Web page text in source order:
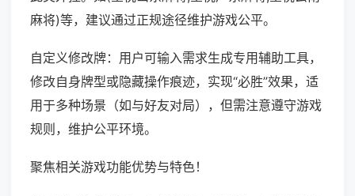
麻将)等，建议通过正规途径维护游戏公平。
自定义修改牌：用户可输入需求生成专用辅助工具，
修改自身牌型或隐藏操作痕迹，实现“必胜”效果，适
用于多种场景（如与好友对局），但需注意遵守游戏
规则，维护公平环境。
聚焦相关游戏功能优势与特色！